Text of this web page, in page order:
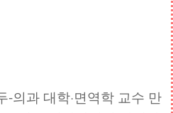
의과 대학·면역학 교수 만